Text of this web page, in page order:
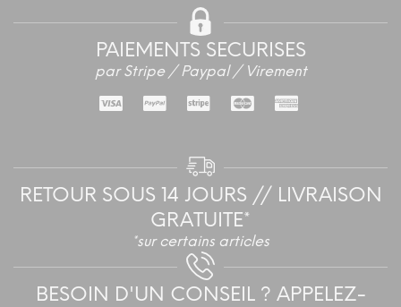
PAIEMENTS SECURISES
par Stripe / Paypal / Virement
RETOUR SOUS 14 JOURS // LIVRAISON
GRATUITE*
*sur certains articles
BESOIN D'UN CONSEIL ? APPELEZ-